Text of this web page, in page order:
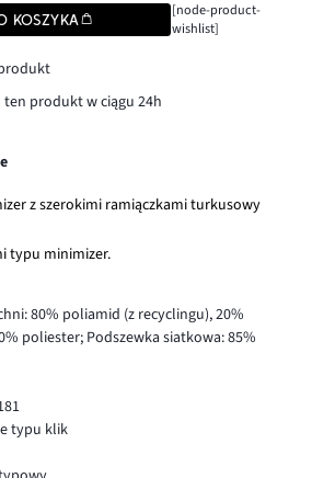
KOSZYKA
[node-product-
wishlist]
ten produkt w ciągu 24h
z szerokimi ramiączkami turkusowy
typu minimizer.
80% poliamid (z recyclingu), 20%
poliester; Podszewka siatkowa: 85%
typu klik